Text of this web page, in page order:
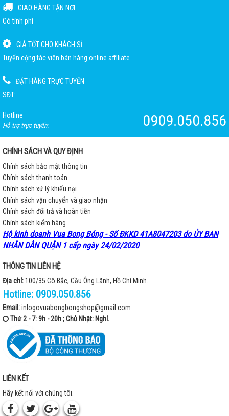
GIAO HÀNG TẬN NƠI
Có tính phí
GIÁ TỐT CHO KHÁCH SỈ
Tuyển cộng tác viên bán hàng online affiliate
ĐẶT HÀNG TRỰC TUYẾN
SĐT:
Hotline
Hỗ trợ trực tuyến: 0909.050.856
CHÍNH SÁCH VÀ QUY ĐỊNH
Chính sách bảo mật thông tin
Chính sách thanh toán
Chính sách xử lý khiếu nại
Chính sách vận chuyển và giao nhận
Chính sách đổi trả và hoàn tiền
Chính sách kiểm hàng
Hộ kinh doanh Vua Bong Bóng - Số ĐKKD 41A8047203 do ỦY BAN
NHÂN DÂN QUẬN 1 cấp ngày 24/02/2020
THÔNG TIN LIÊN HỆ
Địa chỉ:100/35 Cô Bắc, Cầu Ông Lãnh, Hồ Chí Minh.
Hotline: 0909.050.856
Email:inlogovuabongbongshop@gmail.com
Thứ 2 - 7: 9h - 20h ; Chủ Nhật: Nghỉ.
LIÊN KẾT
Hãy kết nối với chúng tôi.